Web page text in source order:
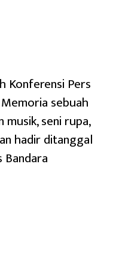
Konferensi Pers
sebuah
seni rupa,
hadir ditanggal
Bandara